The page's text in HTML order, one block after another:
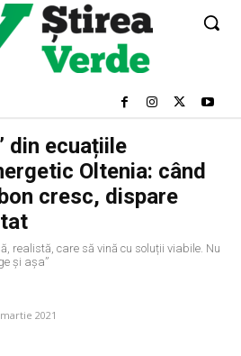
din ecuațiile
Oltenia: când
cresc, dispare
realistă, care să vină cu soluții viabile. Nu
și așa”
2021